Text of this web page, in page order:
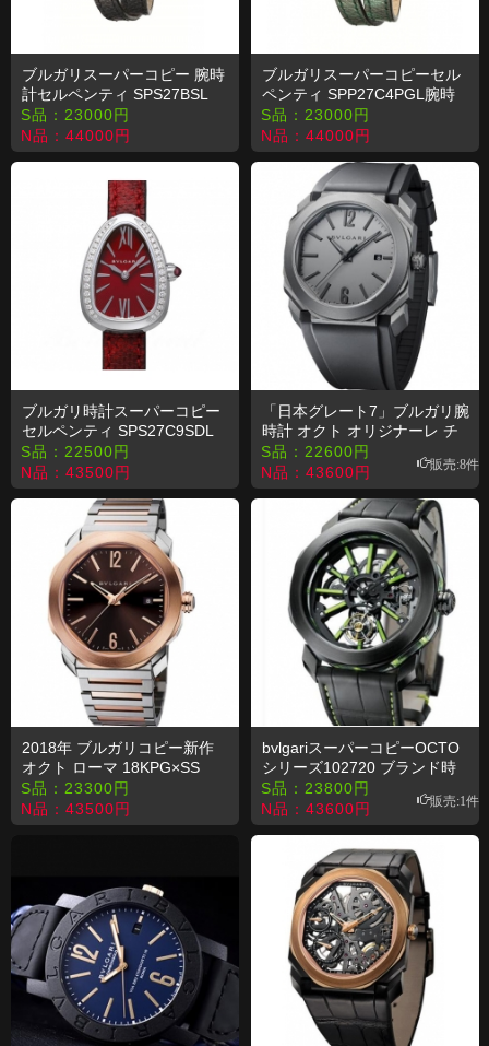
ブルガリスーパーコピー 腕時
計セルペンティ SPS27BSL
S品： 23000円
N品： 44000円
ブルガリスーパーコピーセル
ペンティ SPP27C4PGL腕時
計
S品： 23000円
N品： 44000円
ブルガリ時計スーパーコピー
セルペンティ SPS27C9SDL
S品： 22500円
N品： 43500円
「日本グレート7」ブルガリ腕
時計 オクト オリジナーレ チ
タン
S品： 22600円
N品： 43600円
販売:8件
2018年 ブルガリコピー新作
オクト ローマ 18KPG×SS
S品： 23300円
N品： 43500円
bvlgariスーパーコピーOCTO
シリーズ102720 ブランド時
計
S品： 23800円
N品： 43600円
販売:1件